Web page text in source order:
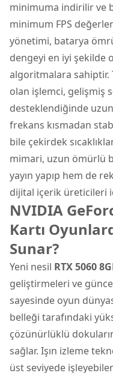
minimuma indirilir ve
minimum FPS
yönetimi, batarya
dengeyi en iyi şekilde
algoritmalara sahiptir.
olan işlemci, gelişmiş
desteklendiğinde
frekans kısmadan
bile çekirdek
mimari, uzun ömürlü
yayın yapıp hem de
dijital içerik üreticileri
NVIDIA
Kartı
Sunar?
Yeni nesil RTX 5060
geliştirmeleri ve
sayesinde oyun
belleği tarafındaki
çözünürlüklü
sağlar. Işın izleme
üst seviyede